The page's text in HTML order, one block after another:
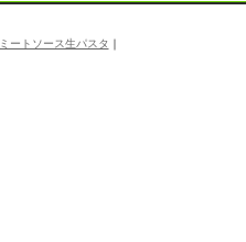
ミートソース生パスタ ｜